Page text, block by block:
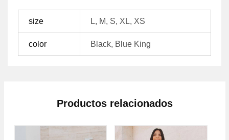
size L, M, S, XL, XS
color Black, Blue King
Productos relacionados